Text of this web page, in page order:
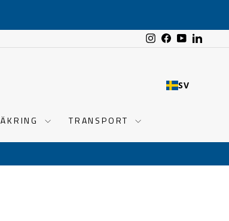
Instagram
Facebook
YouTube
SV
TRANSPORT